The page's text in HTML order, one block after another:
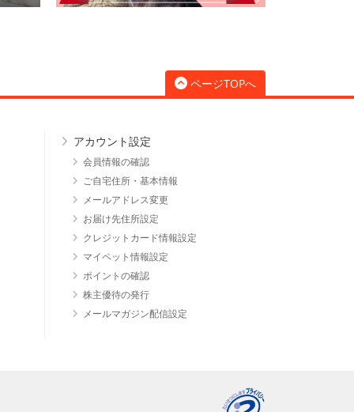
ページTOPへ
アカウント設定
会員情報の確認
ご自宅住所・基本情報
メールアドレス変更
お届け先住所設定
クレジットカード情報設定
マイペット情報設定
ポイントの確認
株主優待の発行
メールマガジン配信設定